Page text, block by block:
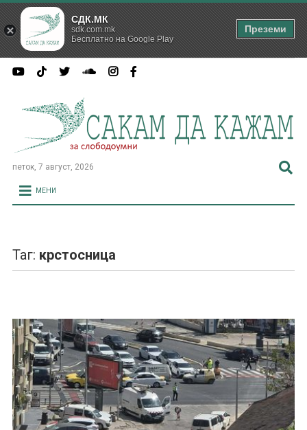
петок, 7 август, 2026
МЕНИ
Таг: крстосница
СДК.МК
sdk.com.mk
Бесплатно на Google Play
Преземи